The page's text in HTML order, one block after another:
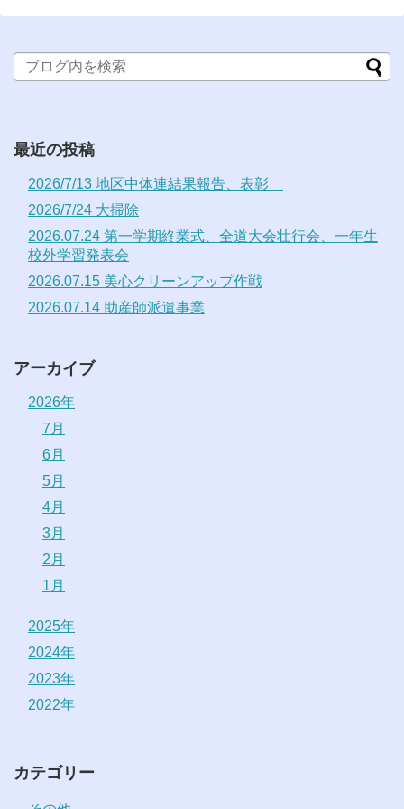
最近の投稿
2026/7/13 地区中体連結果報告、表彰
2026/7/24 大掃除
2026.07.24 第一学期終業式、全道大会壮行会、一年生
校外学習発表会
2026.07.15 美心クリーンアップ作戦
2026.07.14 助産師派遣事業
アーカイブ
2026年
7月
6月
5月
4月
3月
2月
1月
2025年
2024年
2023年
2022年
カテゴリー